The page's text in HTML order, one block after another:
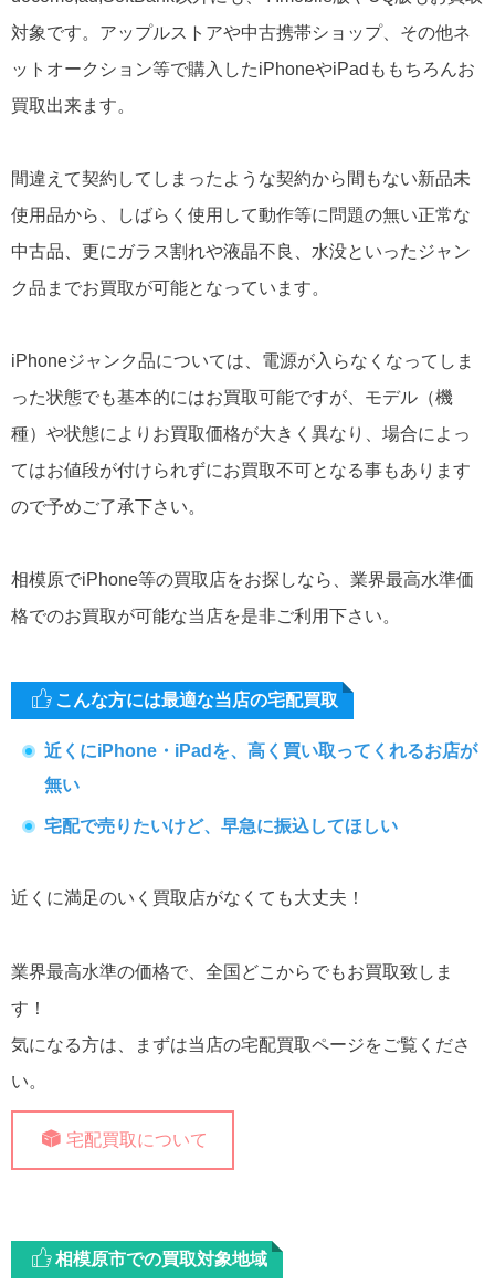
対象です。アップルストアや中古携帯ショップ、その他ネ
ットオークション等で購入したiPhoneやiPadももちろんお
買取出来ます。
間違えて契約してしまったような契約から間もない新品未
使用品から、しばらく使用して動作等に問題の無い正常な
中古品、更にガラス割れや液晶不良、水没といったジャン
ク品までお買取が可能となっています。
iPhoneジャンク品については、電源が入らなくなってしま
った状態でも基本的にはお買取可能ですが、モデル（機
種）や状態によりお買取価格が大きく異なり、場合によっ
てはお値段が付けられずにお買取不可となる事もあります
ので予めご了承下さい。
相模原でiPhone等の買取店をお探しなら、業界最高水準価
格でのお買取が可能な当店を是非ご利用下さい。
こんな方には最適な当店の宅配買取
近くにiPhone・iPadを、高く買い取ってくれるお店が
無い
宅配で売りたいけど、早急に振込してほしい
近くに満足のいく買取店がなくても大丈夫！
業界最高水準の価格で、全国どこからでもお買取致しま
す！
気になる方は、まずは当店の宅配買取ページをご覧くださ
い。
宅配買取について
相模原市での買取対象地域